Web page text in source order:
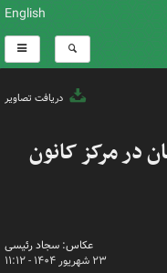
English
دریافت تصاویر
در مرکز کانون
عکاس: سجاد رئیسی
۲۳ شهریور ۱۴۰۴ - ۱۱:۱۲